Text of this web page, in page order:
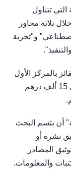
تتناول
ثلاثة محاور
و"تجربة
بالمركز الأول
على 20 ألف درهم وينال الفائز بالمركز الثاني 15 ألف درهم
أن يتسم البحث
نشره أو
المصادر
والمعلومات.